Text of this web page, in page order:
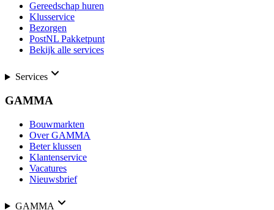
Gereedschap huren
Klusservice
Bezorgen
PostNL Pakketpunt
Bekijk alle services
Services
GAMMA
Bouwmarkten
Over GAMMA
Beter klussen
Klantenservice
Vacatures
Nieuwsbrief
GAMMA